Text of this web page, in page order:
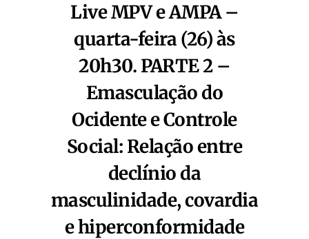
Live MPV e AMPA –
quarta-feira (26) às
20h30. PARTE 2 –
Emasculação do
Ocidente e Controle
Social: Relação entre
declínio da
masculinidade, covardia
e hiperconformidade